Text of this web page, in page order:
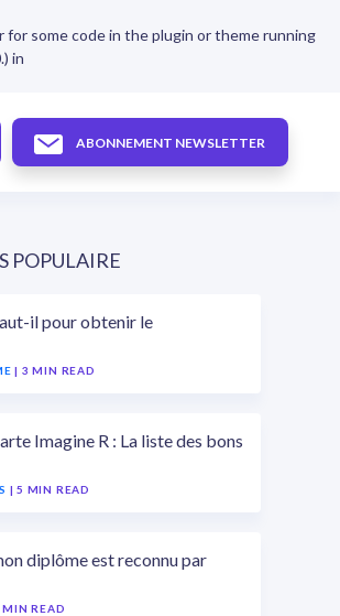
for some code in the plugin or theme running
in
ABONNEMENT NEWSLETTER
POPULAIRE
il pour obtenir le
| 3 MIN READ
Imagine R : La liste des bons
| 5 MIN READ
diplôme est reconnu par
MIN READ